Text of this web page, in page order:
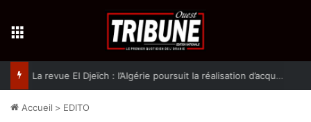
La revue El Djeïch : l’Algérie poursuit la réalisation d’acquis qualitatifs et historiques dans un climat de sécurité et de stabilité
Accueil > EDITO